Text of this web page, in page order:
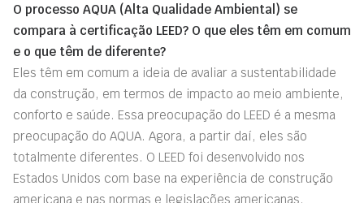
O processo AQUA (Alta Qualidade Ambiental) se
compara à certificação LEED? O que eles têm em comum
e o que têm de diferente?
Eles têm em comum a ideia de avaliar a sustentabilidade
da construção, em termos de impacto ao meio ambiente,
conforto e saúde. Essa preocupação do LEED é a mesma
preocupação do AQUA. Agora, a partir daí, eles são
totalmente diferentes. O LEED foi desenvolvido nos
Estados Unidos com base na experiência de construção
americana e nas normas e legislações americanas,